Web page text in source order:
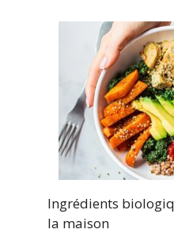
Ingrédients
la maison